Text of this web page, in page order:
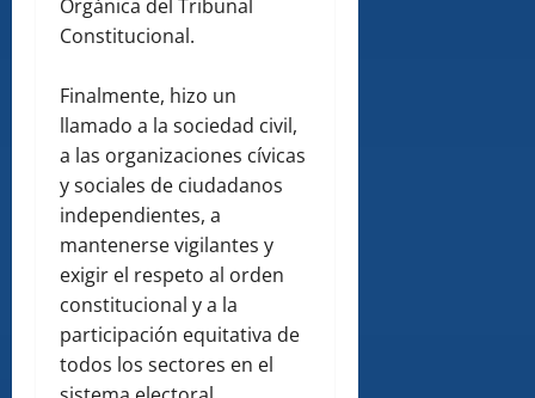
Orgánica del Tribunal
Constitucional.
Finalmente, hizo un
llamado a la sociedad civil,
a las organizaciones cívicas
y sociales de ciudadanos
independientes, a
mantenerse vigilantes y
exigir el respeto al orden
constitucional y a la
participación equitativa de
todos los sectores en el